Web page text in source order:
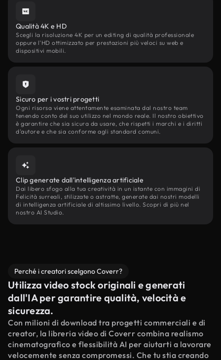
Qualità 4K e HD
Scegli la risoluzione 4K per un editing di qualità professionale
oppure l'HD ottimizzato per prestazioni più veloci su web e
dispositivi mobili.
Sicuro per i vostri progetti
Ogni risorsa viene attentamente esaminata dal nostro team
tenendo conto del suo utilizzo nel mondo reale. Il nostro obiettivo
è garantire che sia sicura da usare, che rispetti i marchi e i diritti
d'autore e che sia conforme agli standard comuni.
Clip generate dall'intelligenza artificiale
Dai libero sfogo alla tua creatività in un istante con immagini di
Felicità surreali, stilizzate o astratte, generate dai nostri modelli
di intelligenza artificiale di altissimo livello. Scopri di più nel
nostro AI Studio.
Perché i creatori scelgono Coverr?
Utilizza video stock originali e generati
dall'IA per garantire qualità, velocità e
sicurezza.
Con milioni di download tra progetti commerciali e di
creator, la libreria video di Coverr combina realismo
cinematografico e flessibilità AI per aiutarti a lavorare
velocemente senza compromessi. Che tu stia creando